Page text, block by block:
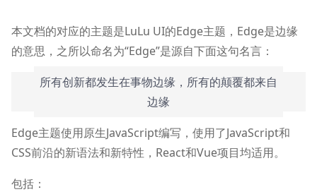
本文档的对应的主题是LuLu UI的Edge主题，Edge是边缘
的意思，之所以命名为“Edge”是源自下面这句名言：
所有创新都发生在事物边缘，所有的颠覆都来自
边缘
Edge主题使用原生JavaScript编写，使用了JavaScript和
CSS前沿的新语法和新特性，React和Vue项目均适用。
包括：